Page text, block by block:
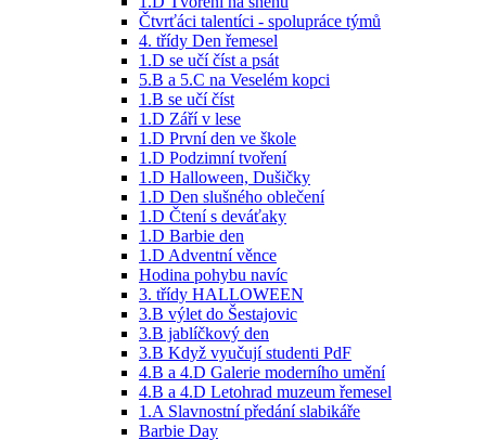
Čtvrťáci talentíci - spolupráce týmů
4. třídy Den řemesel
1.D se učí číst a psát
5.B a 5.C na Veselém kopci
1.B se učí číst
1.D Září v lese
1.D První den ve škole
1.D Podzimní tvoření
1.D Halloween, Dušičky
1.D Den slušného oblečení
1.D Čtení s deváťaky
1.D Barbie den
1.D Adventní věnce
Hodina pohybu navíc
3. třídy HALLOWEEN
3.B výlet do Šestajovic
3.B jablíčkový den
3.B Když vyučují studenti PdF
4.B a 4.D Galerie moderního umění
4.B a 4.D Letohrad muzeum řemesel
1.A Slavnostní předání slabikáře
Barbie Day